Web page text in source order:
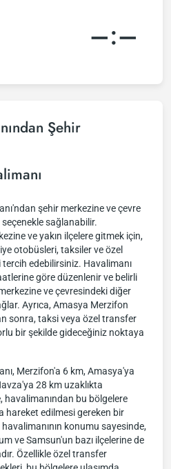
–:–
Şehir
şehir merkezine ve çevre
seçenekle sağlanabilir.
ve yakın ilçelere gitmek için,
otobüsleri, taksiler ve özel
edebilirsiniz. Havalimanı
göre düzenlenir ve belirli
ve çevresindeki diğer
Ayrıca, Amasya Merzifon
sonra, taksi veya özel transfer
bir şekilde gideceğiniz noktaya
Merzifon'a 6 km, Amasya'ya
28 km uzaklıkta
havalimanından bu bölgelere
hareket edilmesi gereken bir
konumu sayesinde,
ve Samsun'un bazı ilçelerine de
Özellikle özel transfer